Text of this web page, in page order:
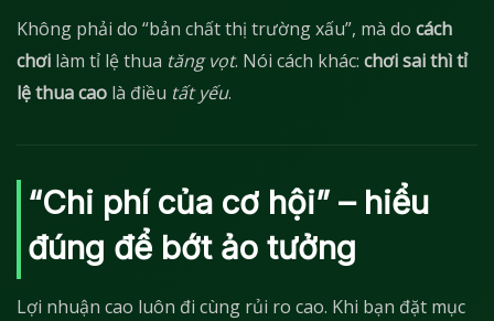
Không phải do “bản chất thị trường xấu”, mà do cách
chơi làm tỉ lệ thua tăng vọt. Nói cách khác: chơi sai thì tỉ
lệ thua cao là điều tất yếu.
“Chi phí của cơ hội” – hiểu
đúng để bớt ảo tưởng
Lợi nhuận cao luôn đi cùng rủi ro cao. Khi bạn đặt mục